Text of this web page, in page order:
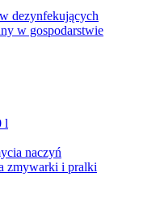
dezynfekujących
w gospodarstwie
l
naczyń
zmywarki i pralki